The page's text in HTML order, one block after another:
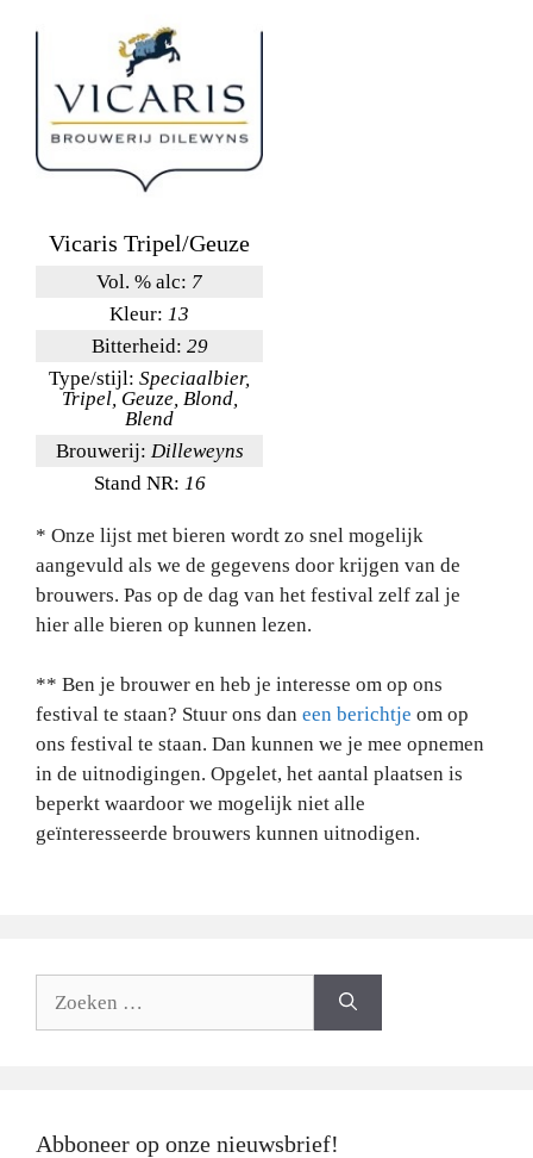
Vicaris Tripel/Geuze
Vol. % alc: 7
Kleur: 13
Bitterheid: 29
Type/stijl: Speciaalbier,
Tripel, Geuze, Blond,
Blend
Brouwerij: Dilleweyns
Stand NR: 16
* Onze lijst met bieren wordt zo snel mogelijk
aangevuld als we de gegevens door krijgen van de
brouwers. Pas op de dag van het festival zelf zal je
hier alle bieren op kunnen lezen.
** Ben je brouwer en heb je interesse om op ons
festival te staan? Stuur ons dan een berichtje om op
ons festival te staan. Dan kunnen we je mee opnemen
in de uitnodigingen. Opgelet, het aantal plaatsen is
beperkt waardoor we mogelijk niet alle
geïnteresseerde brouwers kunnen uitnodigen.
Abboneer op onze nieuwsbrief!